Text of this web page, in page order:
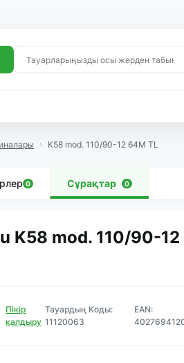
K58 mod. 110/90-12 64M TL
0 Сұрақтар 0
K58 mod. 110/90-12
Пікір
қалдыру
Тауардың Коды:
11120063
EAN: